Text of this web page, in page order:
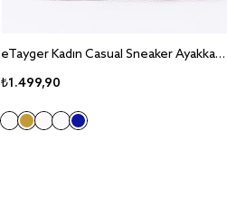
eTayger Kadın Casual Sneaker Ayakkabı E-2014
₺1.499,90